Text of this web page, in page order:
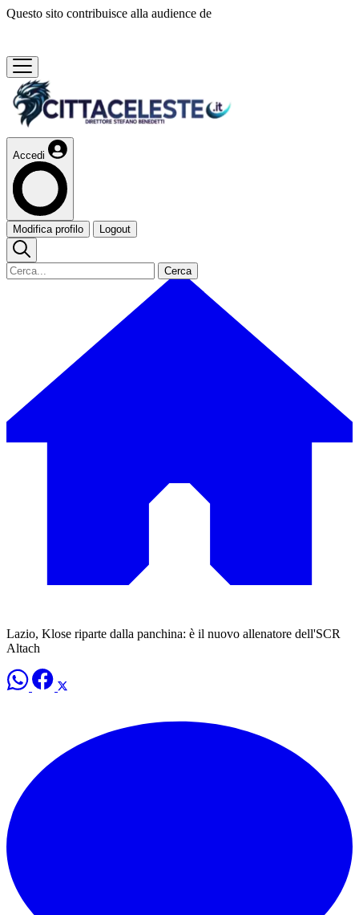
Questo sito contribuisce alla audience de
Accedi
Modifica profilo Logout
Cerca
Lazio, Klose riparte dalla panchina: è il nuovo allenatore dell'SCR
Altach